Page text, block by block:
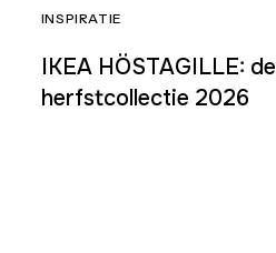
INSPIRATIE
IKEA HÖSTAGILLE: de
herfstcollectie 2026